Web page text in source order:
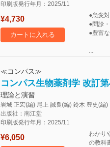
印刷版発行年月：2025/11
¥4,730
カートに入れる
●急変
●問診
●豊富
...
≪コンパス≫
コンパス生物薬剤学 改訂
理論と演習
岩城 正宏(編) 尾上 誠良(編) 鈴木 豊史(編)
出版社：南江堂
印刷版発行年月：2025/11
¥6,050
わかり
の教科